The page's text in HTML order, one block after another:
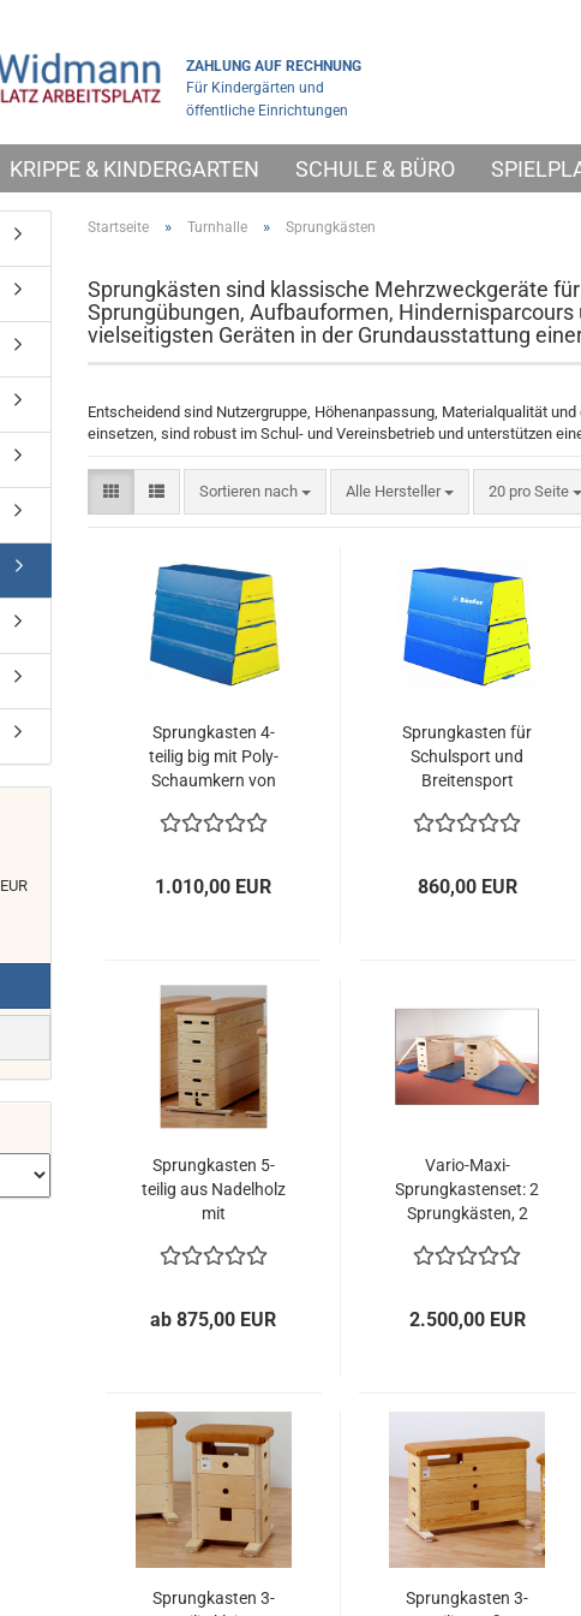
ZAHLUNG AUF RECHNUNG
Für Kindergärten und
öffentliche Einrichtungen
KRIPPE & KINDERGARTEN SCHULE & BÜRO
Startseite » Turnhalle » Sprungkästen
Sprungkästen sind klassische Mehrzweckgeräte
Sprungübungen, Aufbauformen,
vielseitigsten Geräten in der Grundausstattung
Entscheidend sind Nutzergruppe, Höhenanpassung, Materialqualität
einsetzen, sind robust im Schul- und Vereinsbetrieb und unterstützen
Sortieren nach
Sortieren nach Alle Hersteller 20 pro Seite
pro Seite
Sprungkasten 4-
teilig big mit Poly-
Schaumkern von
und Vereine
1.010,00 EUR
Sprungkasten für
Schulsport und
Breitensport
860,00 EUR
Sprungkasten 5-
teilig aus Nadelholz
mit
v. Sportgeräte
ab 875,00 EUR
Vario-Maxi-
Sprungkastenset: 2
Sprungkästen, 2
Sportger. Langer
2.500,00 EUR
Sprungkasten 3-
Sprungkasten 3-
EUR